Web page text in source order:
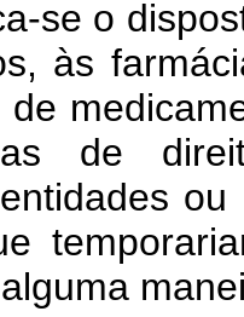
se o
às
de